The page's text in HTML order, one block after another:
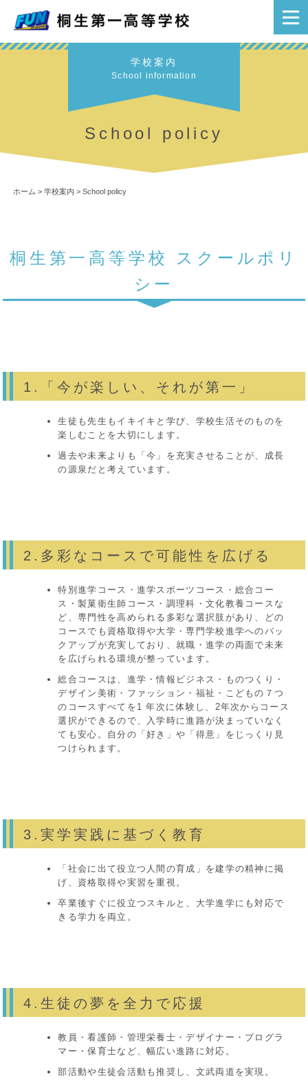
学校案内
School information
School policy
ホーム > 学校案内 > School policy
桐生第一高等学校 スクールポリ
シー
1.「今が楽しい、それが第一」
生徒も先生もイキイキと学び、学校生活そのものを
楽しむことを大切にします。
過去や未来よりも「今」を充実させることが、成長
の源泉だと考えています。
2.多彩なコースで可能性を広げる
特別進学コース・進学スポーツコース・総合コー
ス・製菓衛生師コース・調理科・文化教養コースな
ど、専門性を高められる多彩な選択肢があり、どの
コースでも資格取得や大学・専門学校進学へのバッ
クアップが充実しており、就職・進学の両面で未来
を広げられる環境が整っています。
総合コースは、進学・情報ビジネス・ものつくり・
デザイン美術・ファッション・福祉・こどもの７つ
のコースすべてを1 年次に体験し、2年次からコース
選択ができるので、入学時に進路が決まっていなく
ても安心。自分の「好き」や「得意」をじっくり見
つけられます。
3.実学実践に基づく教育
「社会に出て役立つ人間の育成」を建学の精神に掲
げ、資格取得や実習を重視。
卒業後すぐに役立つスキルと、大学進学にも対応で
きる学力を両立。
4.生徒の夢を全力で応援
教員・看護師・管理栄養士・デザイナー・プログラ
マー・保育士など、幅広い進路に対応。
部活動や生徒会活動も推奨し、文武両道を実現。